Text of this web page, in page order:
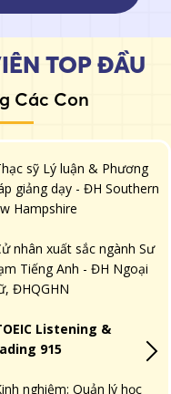
sỹ Lý luận & Phương
giảng dạy - ĐH Southern
Hampshire
nhân xuất sắc ngành Sư
Tiếng Anh - ĐH Ngoại
ĐHQGHN
Listening &
915
nghiệm: Quản lý học
TOP ĐẦU
Các Con